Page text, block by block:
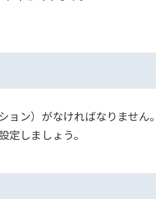
ン）がなければなりません。
しましょう。